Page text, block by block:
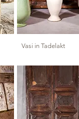
Vasi in Tadelakt